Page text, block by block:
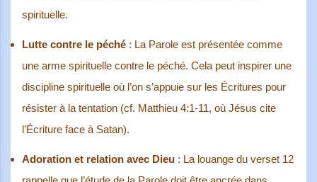
spirituelle.
Lutte contre le péché : La Parole est présentée comme
une arme spirituelle contre le péché. Cela peut inspirer une
discipline spirituelle où l’on s’appuie sur les Écritures pour
résister à la tentation (cf. Matthieu 4:1-11, où Jésus cite
l’Écriture face à Satan).
Adoration et relation avec Dieu : La louange du verset 12